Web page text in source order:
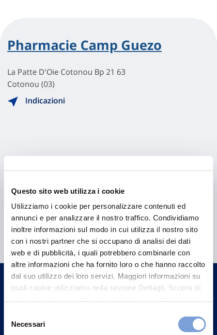
Questo sito web utilizza i cookie
Utilizziamo i cookie per personalizzare contenuti ed
annunci e per analizzare il nostro traffico. Condividiamo
inoltre informazioni sul modo in cui utilizza il nostro sito
con i nostri partner che si occupano di analisi dei dati
web e di pubblicità, i quali potrebbero combinarle con
altre informazioni che ha fornito loro o che hanno raccolto
dal suo utilizzo dei loro servizi. Maggiori informazioni su
quali cookie utilizziamo nella sezione Dettagli. Scopra di
può trovare nel footer del sito nella sezione "Informativa
delNecessari
Pharmacie Camp Guezo
La Patte D'Oie Cotonou Bp 21 63
Cotonou (03)
Indicazioni
Hai bisogno di
informazioni?
Trova l'Agenzia più vicina a te e parla con
un nostro Agente.